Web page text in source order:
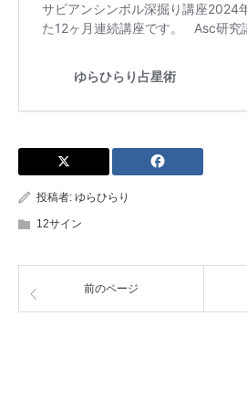
投稿者: ゆらひらり
12サイン
前のページ